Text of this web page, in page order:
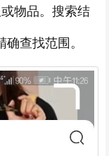
物品。搜索结
查找范围。